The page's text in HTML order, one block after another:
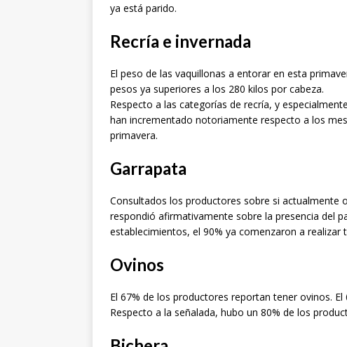
ya está parido.
Recría e invernada
El peso de las vaquillonas a entorar en esta
pesos ya superiores a los 280 kilos por cabeza.
Respecto a las categorías de recría, y
han incrementado notoriamente respecto a los
primavera.
Garrapata
Consultados los productores sobre si actualmente
respondió afirmativamente sobre la presencia del
establecimientos, el 90% ya comenzaron a
Ovinos
El 67% de los productores reportan tener ovinos.
Respecto a la señalada, hubo un 80% de los